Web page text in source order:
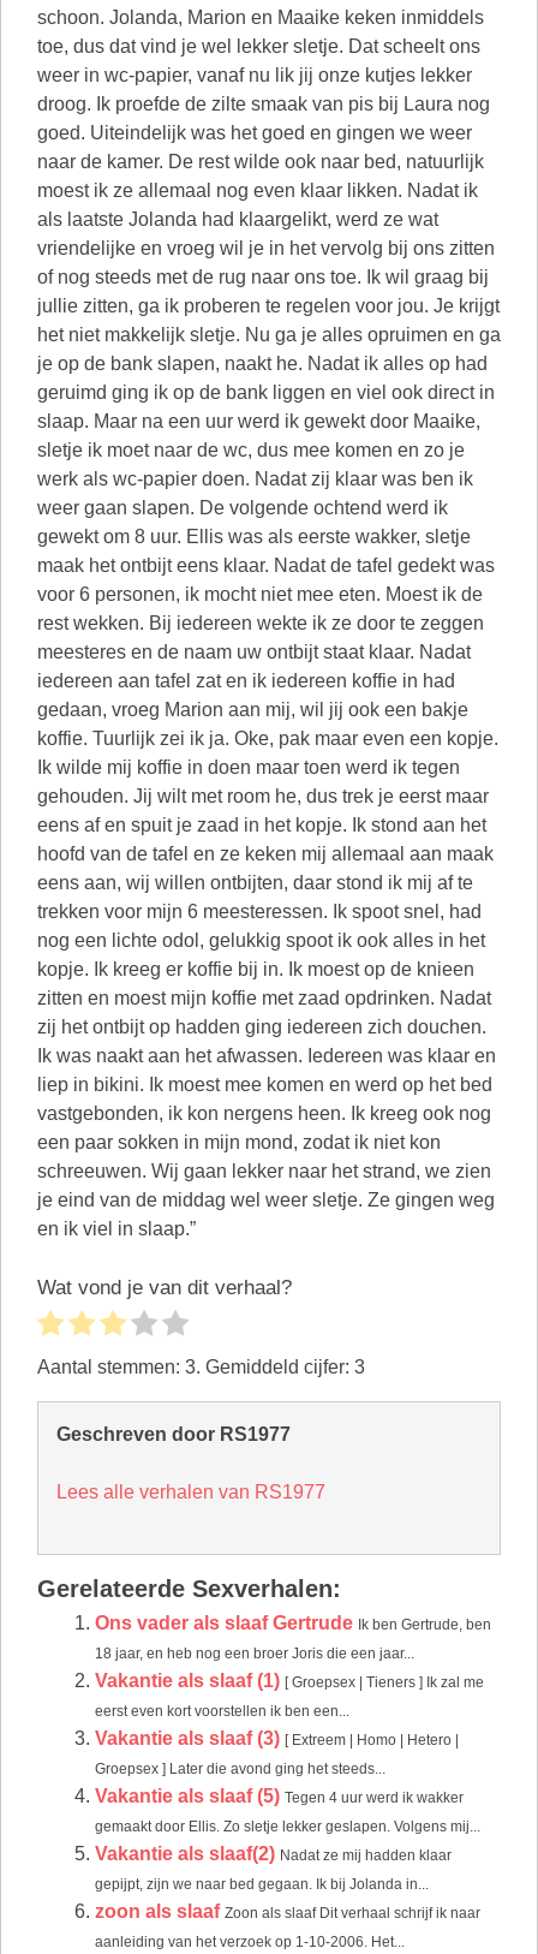
schoon. Jolanda, Marion en Maaike keken inmiddels
toe, dus dat vind je wel lekker sletje. Dat scheelt ons
weer in wc-papier, vanaf nu lik jij onze kutjes lekker
droog. Ik proefde de zilte smaak van pis bij Laura nog
goed. Uiteindelijk was het goed en gingen we weer
naar de kamer. De rest wilde ook naar bed, natuurlijk
moest ik ze allemaal nog even klaar likken. Nadat ik
als laatste Jolanda had klaargelikt, werd ze wat
vriendelijke en vroeg wil je in het vervolg bij ons zitten
of nog steeds met de rug naar ons toe. Ik wil graag bij
jullie zitten, ga ik proberen te regelen voor jou. Je krijgt
het niet makkelijk sletje. Nu ga je alles opruimen en ga
je op de bank slapen, naakt he. Nadat ik alles op had
geruimd ging ik op de bank liggen en viel ook direct in
slaap. Maar na een uur werd ik gewekt door Maaike,
sletje ik moet naar de wc, dus mee komen en zo je
werk als wc-papier doen. Nadat zij klaar was ben ik
weer gaan slapen. De volgende ochtend werd ik
gewekt om 8 uur. Ellis was als eerste wakker, sletje
maak het ontbijt eens klaar. Nadat de tafel gedekt was
voor 6 personen, ik mocht niet mee eten. Moest ik de
rest wekken. Bij iedereen wekte ik ze door te zeggen
meesteres en de naam uw ontbijt staat klaar. Nadat
iedereen aan tafel zat en ik iedereen koffie in had
gedaan, vroeg Marion aan mij, wil jij ook een bakje
koffie. Tuurlijk zei ik ja. Oke, pak maar even een kopje.
Ik wilde mij koffie in doen maar toen werd ik tegen
gehouden. Jij wilt met room he, dus trek je eerst maar
eens af en spuit je zaad in het kopje. Ik stond aan het
hoofd van de tafel en ze keken mij allemaal aan maak
eens aan, wij willen ontbijten, daar stond ik mij af te
trekken voor mijn 6 meesteressen. Ik spoot snel, had
nog een lichte odol, gelukkig spoot ik ook alles in het
kopje. Ik kreeg er koffie bij in. Ik moest op de knieen
zitten en moest mijn koffie met zaad opdrinken. Nadat
zij het ontbijt op hadden ging iedereen zich douchen.
Ik was naakt aan het afwassen. Iedereen was klaar en
liep in bikini. Ik moest mee komen en werd op het bed
vastgebonden, ik kon nergens heen. Ik kreeg ook nog
een paar sokken in mijn mond, zodat ik niet kon
schreeuwen. Wij gaan lekker naar het strand, we zien
je eind van de middag wel weer sletje. Ze gingen weg
en ik viel in slaap.”
Wat vond je van dit verhaal?
Aantal stemmen: 3. Gemiddeld cijfer: 3
Geschreven door RS1977
Lees alle verhalen van RS1977
Gerelateerde Sexverhalen:
Ons vader als slaaf Gertrude Ik ben Gertrude, ben
18 jaar, en heb nog een broer Joris die een jaar...
Vakantie als slaaf (1) [ Groepsex | Tieners ] Ik zal me
eerst even kort voorstellen ik ben een...
Vakantie als slaaf (3) [ Extreem | Homo | Hetero |
Groepsex ] Later die avond ging het steeds...
Vakantie als slaaf (5) Tegen 4 uur werd ik wakker
gemaakt door Ellis. Zo sletje lekker geslapen. Volgens mij...
Vakantie als slaaf(2) Nadat ze mij hadden klaar
gepijpt, zijn we naar bed gegaan. Ik bij Jolanda in...
zoon als slaaf Zoon als slaaf Dit verhaal schrijf ik naar
aanleiding van het verzoek op 1-10-2006. Het...